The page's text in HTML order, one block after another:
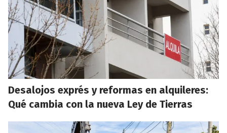
Desalojos exprés y reformas en alquileres:
Qué cambia con la nueva Ley de Tierras